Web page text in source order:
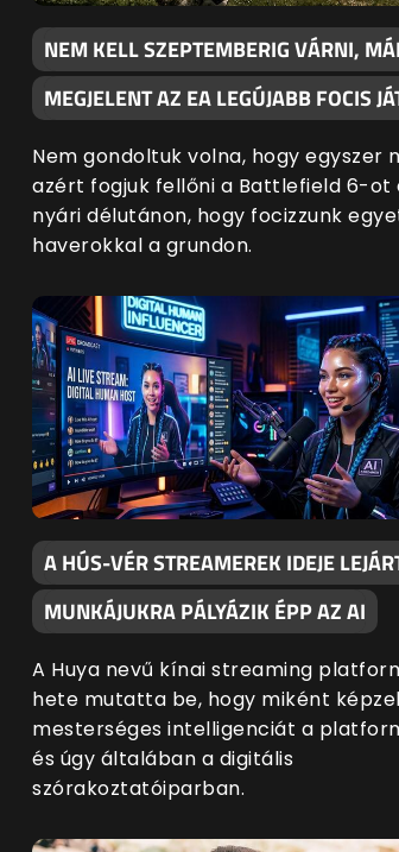
NEM KELL SZEPTEMBERIG VÁRNI,
MEGJELENT AZ EA LEGÚJABB FOCIS
Nem gondoltuk volna, hogy egyszer
azért fogjuk fellőni a Battlefield 6-ot
nyári délutánon, hogy focizzunk
haverokkal a grundon.
A HÚS-VÉR STREAMEREK IDEJE
MUNKÁJUKRA PÁLYÁZIK ÉPP AZ AI
A Huya nevű kínai streaming
hete mutatta be, hogy miként
mesterséges intelligenciát a
és úgy általában a digitális
szórakoztatóiparban.